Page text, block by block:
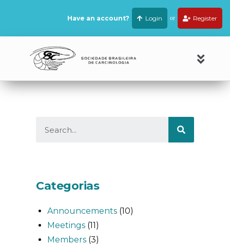
Have an account? Login or Register
Categorias
Announcements (10)
Meetings (11)
Members (3)